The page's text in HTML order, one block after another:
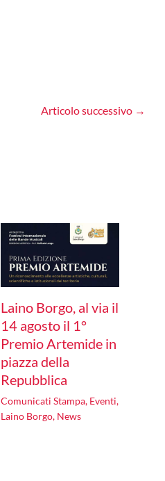
Articolo successivo →
Laino Borgo, al via il
14 agosto il 1°
Premio Artemide in
piazza della
Repubblica
Comunicati Stampa, Eventi,
Laino Borgo, News